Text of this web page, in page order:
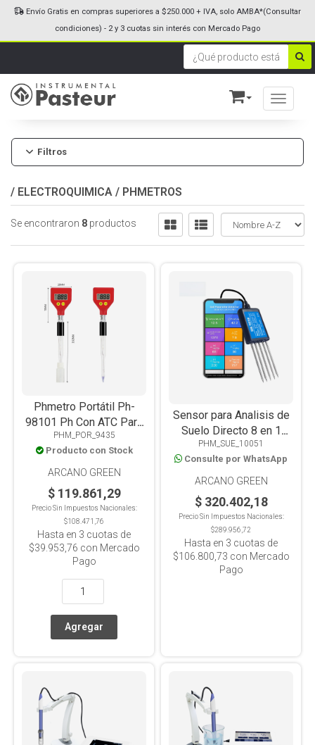
Toggle
Envío Gratis en compras superiores a $250.000 + IVA, solo AMBA*(Consultar
condiciones) - 2 y 3 cuotas sin interés con Mercado Pago
Filtros
/ ELECTROQUIMICA / PHMETROS
Se encontraron 8 productos
Phmetro Portátil Ph-
98101 Ph Con ATC Para
Quesos/Leche/Suelos
PHM_POR_9435
Producto con Stock
ARCANO GREEN
$ 119.861,29
Precio Sin Impuestos Nacionales:
$108.471,76
Hasta en 3 cuotas de
$39.953,76 con Mercado
Pago
Sensor para Analisis de
Suelo Directo 8 en 1
BSK-TUR-100
Conductividad, pH,
Humedad, Nitrogeno,
Fosforo, Potasio,
Fertilidad y °C, Android
USB-C
PHM_SUE_10051
Consulte por WhatsApp
ARCANO GREEN
$ 320.402,18
Precio Sin Impuestos Nacionales:
$289.956,72
Hasta en 3 cuotas de
$106.800,73 con Mercado
Pago